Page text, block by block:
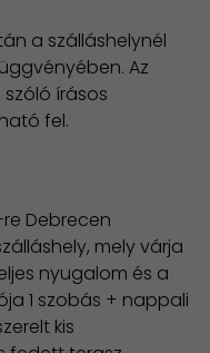
a szálláshelynél
Az
írásos
fel.
Debrecen
mely várja
nyugalom és a
1 szobás + nappali
kis